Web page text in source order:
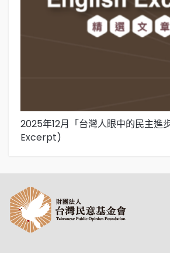
2025年12月「台灣人眼中的民主進
Excerpt)